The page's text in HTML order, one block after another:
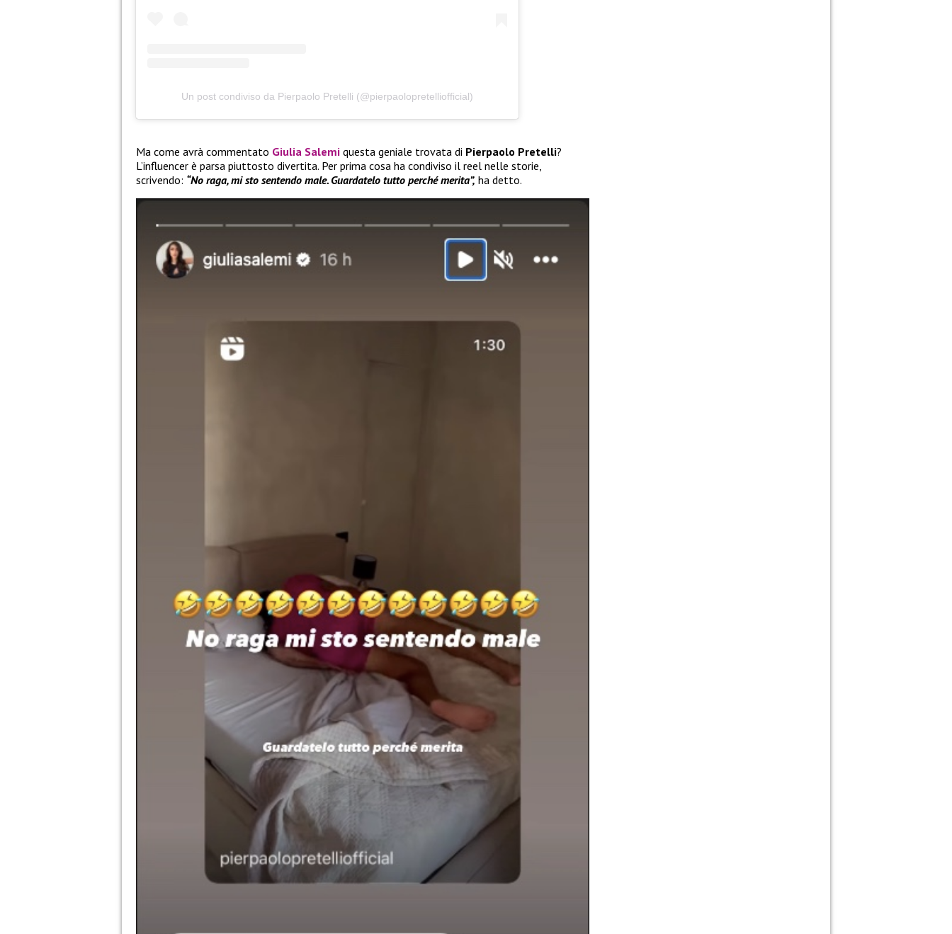
Un post condiviso da Pierpaolo Pretelli (@pierpaolopretelliofficial)
Ma come avrà commentato Giulia Salemi questa geniale trovata di Pierpaolo Pretelli?
L’influencer è parsa piuttosto divertita. Per prima cosa ha condiviso il reel nelle storie,
scrivendo: “No raga, mi sto sentendo male. Guardatelo tutto perché merita”, ha detto.